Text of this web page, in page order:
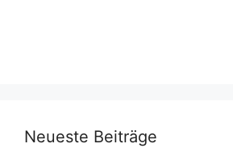
Neueste Beiträge